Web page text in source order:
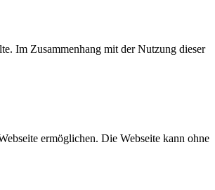
Im Zusammenhang mit der Nutzung dieser
ermöglichen. Die Webseite kann ohne